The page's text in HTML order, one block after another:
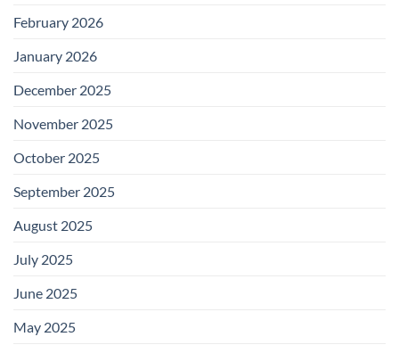
February 2026
January 2026
December 2025
November 2025
October 2025
September 2025
August 2025
July 2025
June 2025
May 2025